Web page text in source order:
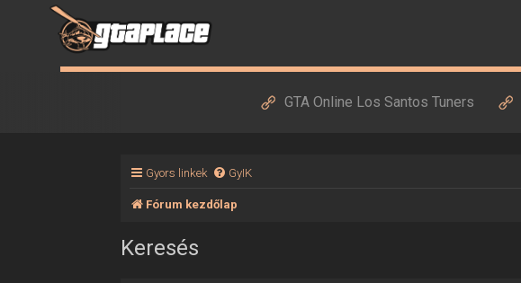
GTA Online Los Santos Tuners
Gyors linkek GyIK
Fórum kezdőlap
Keresés